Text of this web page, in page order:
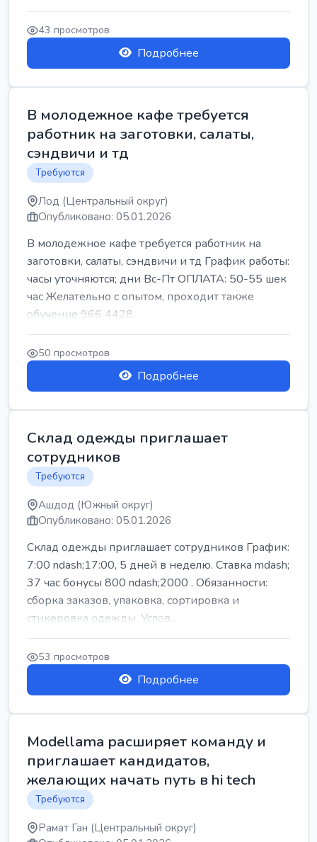
43 просмотров
Подробнее
В молодежное кафе требуется
работник на заготовки, салаты,
сэндвичи и тд
Требуются
Лод (Центральный округ)
Опубликовано: 05.01.2026
В молодежное кафе требуется работник на
заготовки, салаты, сэндвичи и тд График работы:
часы уточняются; дни Вс-Пт ОПЛАТА: 50-55 шек
час Желательно с опытом, проходит также
обучение 966 4428
50 просмотров
Подробнее
Склад одежды приглашает
сотрудников
Требуются
Ашдод (Южный округ)
Опубликовано: 05.01.2026
Склад одежды приглашает сотрудников График:
7:00 ndash;17:00, 5 дней в неделю. Ставка mdash;
37 час бонусы 800 ndash;2000 . Обязанности:
сборка заказов, упаковка, сортировка и
стикеровка одежды. Услов...
53 просмотров
Подробнее
Modellama расширяет команду и
приглашает кандидатов,
желающих начать путь в hi tech
Требуются
Рамат Ган (Центральный округ)